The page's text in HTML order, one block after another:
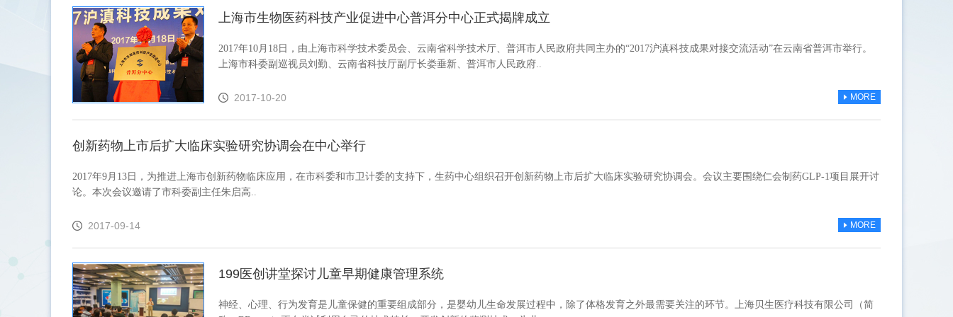
上海市生物医药科技产业促进中心普洱分中心正式揭牌成立
2017年10月18日，由上海市科学技术委员会、云南省科学技术厅、普洱市人民政府共同主办的“2017沪滇科技成果对接交流活动”在云南省普洱市举行。
上海市科委副巡视员刘勤、云南省科技厅副厅长娄垂新、普洱市人民政府..
2017-10-20 MORE
创新药物上市后扩大临床实验研究协调会在中心举行
2017年9月13日，为推进上海市创新药物临床应用，在市科委和市卫计委的支持下，生药中心组织召开创新药物上市后扩大临床实验研究协调会。会议主要围绕仁会制药GLP-1项目展开讨
论。本次会议邀请了市科委副主任朱启高..
2017-09-14 MORE
199医创讲堂探讨儿童早期健康管理系统
神经、心理、行为发育是儿童保健的重要组成部分，是婴幼儿生命发展过程中，除了体格发育之外最需要关注的环节。上海贝生医疗科技有限公司（简